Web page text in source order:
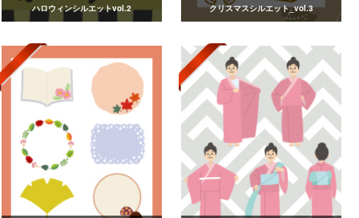
ハロウィンシルエットvol.2 クリスマスシルエット_vol.3